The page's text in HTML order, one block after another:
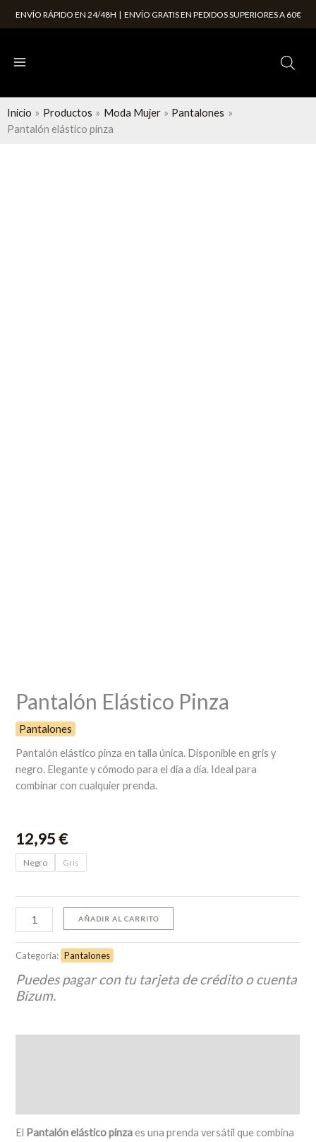
ENVÍO RÁPIDO EN 24/48H | ENVÍO GRATIS EN PEDIDOS SUPERIORES A 60€
Inicio Productos Moda Mujer
Pantalones
Pantalón elástico pinza
Pantalón Elástico Pinza
Pantalones
Pantalónelásticopinzaentallaúnica. Disponibleengrisy
negro. Eleganteycómodoparaeldíaadía. Idealpara
combinarconcualquierprenda.
12,95€
Negro Gris
AÑADIR AL CARRITO
Categoría: Pantalones
Puedes pagar con tu tarjeta de crédito o cuenta
Bizum.
El Pantalón elástico pinzaes una prenda versátil que combina